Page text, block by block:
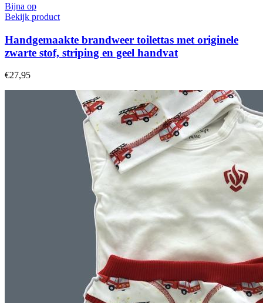
Bijna op
Bekijk product
Handgemaakte brandweer toilettas met originele
zwarte stof, striping en geel handvat
€27,95